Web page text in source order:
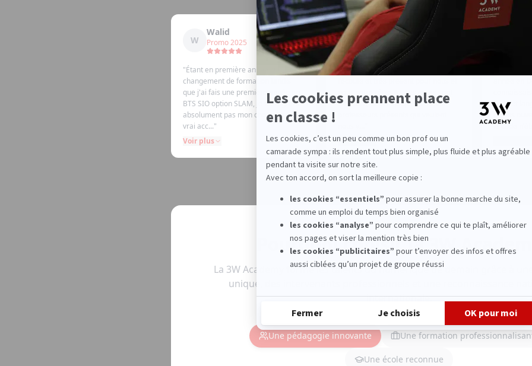
"
W
Walid
Promo 2025
"Étant en première année suite à un
changement de formation tandis
que j'ai fais une première année en
BTS SIO option SLAM, je ne regrette
absolument pas mon choix. On a un
vrai acc..."
Voir plus
M
Mathilde
Promo 2025
"Très bonne école, du personnel à
pour notre réussite. Les cours sont
très bien, bien expliqué avec des
Voir plus
code et
portes
le code
Pourquoi choisir la 3W
La 3W Academy forme les talents du numérique de demain grâce à
unique, des intervenants professionnels et une reconnaissance
internationale.
Une pédagogie innovante Une formation
Une école reconnue